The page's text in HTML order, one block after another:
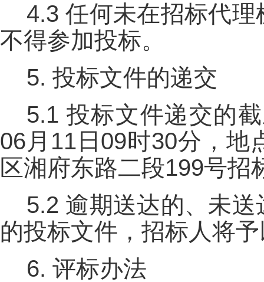
4.3 任何未在招标代
不得参加投标。
5. 投标文件的递交
5.1 投标文件递交的
06月11日09时30分，地
区湘府东路二段199号招
5.2 逾期送达的、未
的投标文件，招标人将
6. 评标办法